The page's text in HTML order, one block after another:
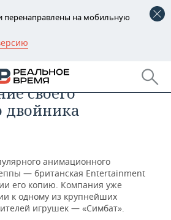
перенаправлены на мобильную
ПФО
начала
своего
двойника
анимационного
— британская Entertainment
его копию. Компания уже
к одному из крупнейших
игрушек — «Симбат».